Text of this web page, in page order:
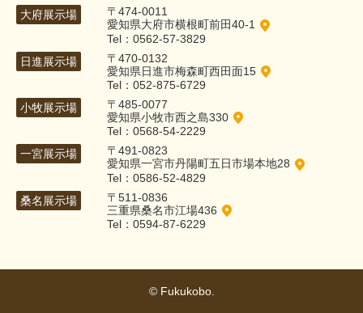
大府展示場
〒474-0011
愛知県大府市横根町前田40-1
Tel：0562-57-3829
日進展示場
〒470-0132
愛知県日進市梅森町西田面15
Tel：052-875-6729
小牧展示場
〒485-0077
愛知県小牧市西之島330
Tel：0568-54-2229
一宮展示場
〒491-0823
愛知県一宮市丹陽町五日市場本地28
Tel：0586-52-4829
桑名展示場
〒511-0836
三重県桑名市江場436
Tel：0594-87-6229
© Fukukobo.